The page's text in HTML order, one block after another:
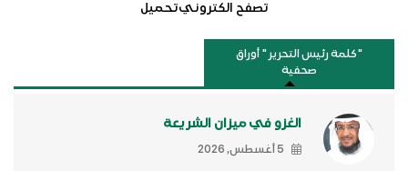
تصفح الكترونيتحميل
"كلمة رئيس التحرير " أوراق
صحفية
الغزو في ميزان الشريعة
5 أغسطس, 2026